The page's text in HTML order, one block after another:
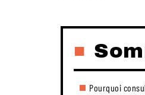
Pourquoi